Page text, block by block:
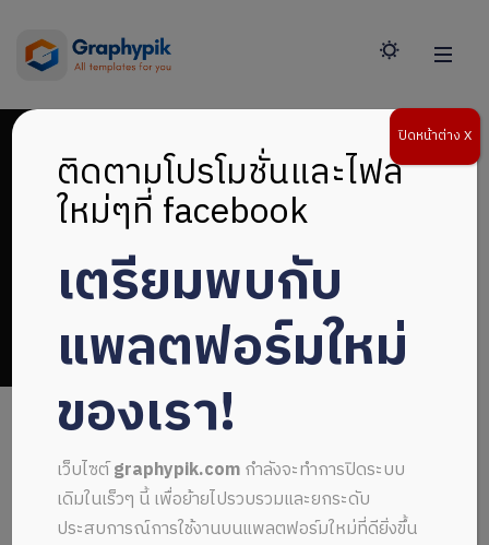
แผ่นพับการตลาด
ALL MUSIC FROM แผ่นพับการตลาด
ติดตามโปรโมชั่นและไฟล์
ใหม่ๆที่ facebook
เตรียมพบกับ
แพลตฟอร์มใหม่
ของเรา!
เว็บไซต์graphypik.comกำลังจะทำการปิดระบบ
เดิมในเร็วๆ นี้ เพื่อย้ายไปรวบรวมและยกระดับ
ประสบการณ์การใช้งานบนแพลตฟอร์มใหม่ที่ดียิ่งขึ้น
ปิดหน้าต่าง X